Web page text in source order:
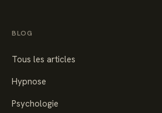
BLOG
Tous les articles
Hypnose
Psychologie